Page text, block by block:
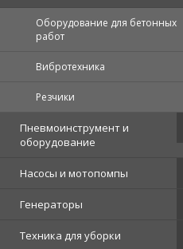
Оборудование для бетонных
работ
Вибротехника
Резчики
Пневмоинструмент и
оборудование
Насосы и мотопомпы
Генераторы
Техника для уборки